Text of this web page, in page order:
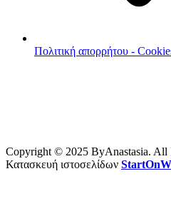
Πολιτική απορρήτου -
Copyright © 2025 ByAnastasia. All
Κατασκευή ιστοσελίδων